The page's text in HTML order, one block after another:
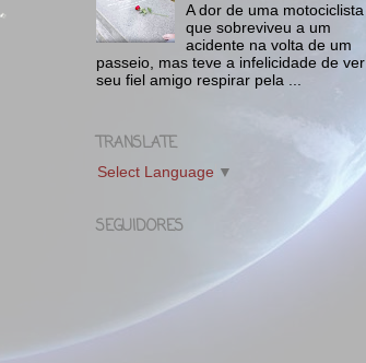
A dor de uma motociclista
que sobreviveu a um
acidente na volta de um
passeio, mas teve a infelicidade de ver
seu fiel amigo respirar pela ...
TRANSLATE
Select Language ▼
SEGUIDORES